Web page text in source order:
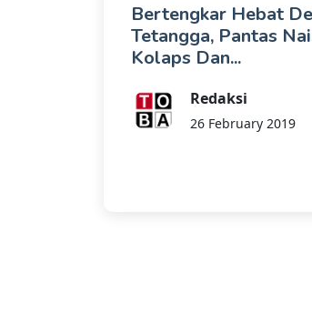
Bertengkar Hebat
Tetangga, Pantas
Kolaps Dan...
Redaksi
26 February 2019